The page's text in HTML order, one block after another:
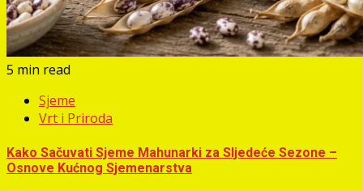
5 min read
Sjeme
Vrt i Priroda
Kako Sačuvati Sjeme Mahunarki za Sljedeće Sezone –
Osnove Kućnog Sjemenarstva